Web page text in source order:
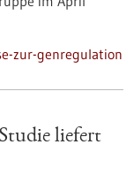
zur-genregulation
liefert